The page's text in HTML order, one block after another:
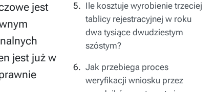
Ile kosztuje wyrobienie trzeciej
tablicy rejestracyjnej w roku
dwa tysiące dwudziestym
szóstym?
Jak przebiega proces
weryfikacji wniosku przez
jest
jest już w